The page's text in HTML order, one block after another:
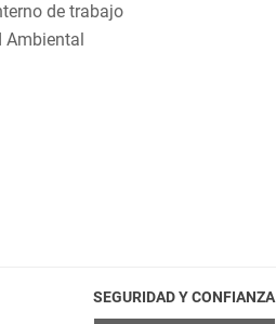
de trabajo
Ambiental
SEGURIDAD Y CONFIANZA